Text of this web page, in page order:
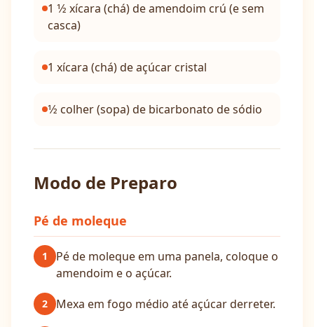
1 1⁄2 xícara (chá) de amendoim crú (e sem
casca)
1 xícara (chá) de açúcar cristal
1⁄2 colher (sopa) de bicarbonato de sódio
Modo de Preparo
Pé de moleque
1
Pé de moleque em uma panela, coloque o
amendoim e o açúcar.
2 Mexa em fogo médio até açúcar derreter.